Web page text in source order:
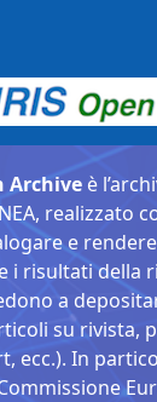
Archive è
realizzato
e
i risultati della
a
su rivista,
ecc.). In